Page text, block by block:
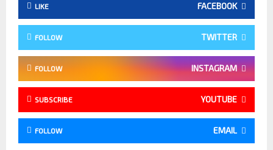
FACEBOOK
LIKE
TWITTER
FOLLOW
INSTAGRAM
FOLLOW
YOUTUBE
SUBSCRIBE
EMAIL
FOLLOW